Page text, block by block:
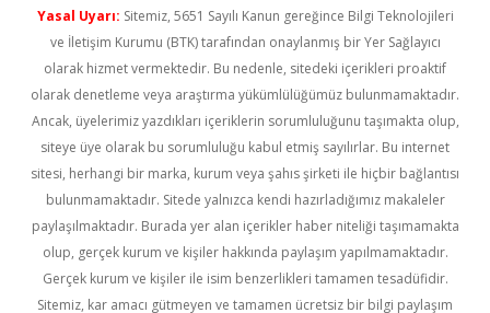
Yasal Uyarı: Sitemiz, 5651 Sayılı Kanun gereğince Bilgi Teknolojileri
ve İletişim Kurumu (BTK) tarafından onaylanmış bir Yer Sağlayıcı
olarak hizmet vermektedir. Bu nedenle, sitedeki içerikleri proaktif
olarak denetleme veya araştırma yükümlülüğümüz bulunmamaktadır.
Ancak, üyelerimiz yazdıkları içeriklerin sorumluluğunu taşımakta olup,
siteye üye olarak bu sorumluluğu kabul etmiş sayılırlar. Bu internet
sitesi, herhangi bir marka, kurum veya şahıs şirketi ile hiçbir bağlantısı
bulunmamaktadır. Sitede yalnızca kendi hazırladığımız makaleler
paylaşılmaktadır. Burada yer alan içerikler haber niteliği taşımamakta
olup, gerçek kurum ve kişiler hakkında paylaşım yapılmamaktadır.
Gerçek kurum ve kişiler ile isim benzerlikleri tamamen tesadüfidir.
Sitemiz, kar amacı gütmeyen ve tamamen ücretsiz bir bilgi paylaşım